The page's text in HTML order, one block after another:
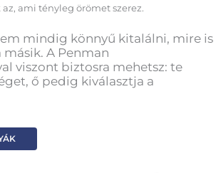
ami tényleg örömet szerez.
mindig könnyű kitalálni, mire is
A Penman
viszont biztosra mehetsz: te
ő pedig kiválasztja a